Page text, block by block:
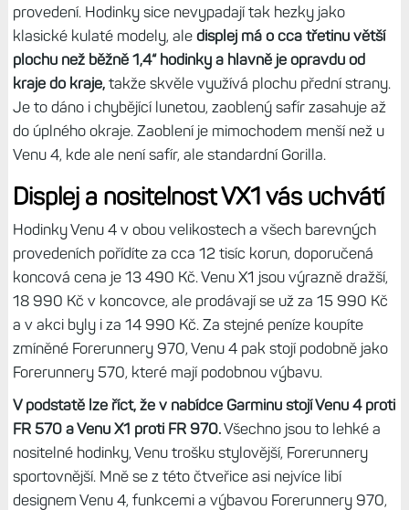
provedení. Hodinky sice nevypadají tak hezky jako
klasické kulaté modely, ale displej má o cca třetinu větší
plochu než běžně 1,4“ hodinky a hlavně je opravdu od
kraje do kraje,takže skvěle využívá plochu přední strany.
Je to dáno i chybějící lunetou, zaoblený safír zasahuje až
do úplného okraje. Zaoblení je mimochodem menší než u
Venu 4, kde ale není safír, ale standardní Gorilla.
Displej a nositelnost VX1 vás uchvátí
Hodinky Venu 4 v obou velikostech a všech barevných
provedeních pořídíte za cca 12 tisíc korun, doporučená
koncová cena je 13 490 Kč. Venu X1 jsou výrazně dražší,
18 990 Kč v koncovce, ale prodávají se už za 15 990 Kč
a v akci byly i za 14 990 Kč. Za stejné peníze koupíte
zmíněné Forerunnery 970, Venu 4 pak stojí podobně jako
Forerunnery 570, které mají podobnou výbavu.
V podstatě lze říct, že v nabídce Garminu stojí Venu 4 proti
FR 570 a Venu X1 proti FR 970.Všechno jsou to lehké a
nositelné hodinky, Venu trošku stylovější, Forerunnery
sportovnější. Mně se z této čtveřice asi nejvíce libí
designem Venu 4, funkcemi a výbavou Forerunnery 970,